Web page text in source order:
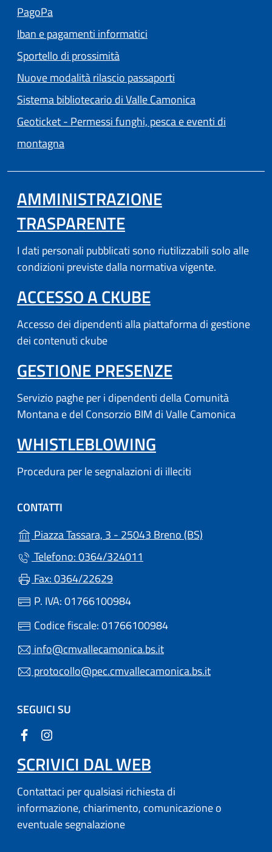
PagoPa
Iban e pagamenti informatici
Sportello di prossimità
Nuove modalità rilascio passaporti
Sistema bibliotecario di Valle Camonica
Geoticket - Permessi funghi, pesca e eventi di
montagna
AMMINISTRAZIONE
TRASPARENTE
I dati personali pubblicati sono riutilizzabili solo alle
condizioni previste dalla normativa vigente.
ACCESSO A CKUBE(APRE IN
Accesso dei dipendenti alla piattaforma di gestione
dei contenuti ckube
GESTIONE PRESENZE(APRE IN
Servizio paghe per i dipendenti della Comunità
Montana e del Consorzio BIM di Valle Camonica
WHISTLEBLOWING
Procedura per le segnalazioni di illeciti
CONTATTI
Piazza Tassara, 3 - 25043 Breno (BS)
Telefono: 0364/324011
Fax: 0364/22629
P. IVA: 01766100984
Codice fiscale: 01766100984
info@cmvallecamonica.bs.it
protocollo@pec.cmvallecamonica.bs.it
SEGUICI SU
SCRIVICI DAL WEB
Contattaci per qualsiasi richiesta di
informazione, chiarimento, comunicazione o
eventuale segnalazione